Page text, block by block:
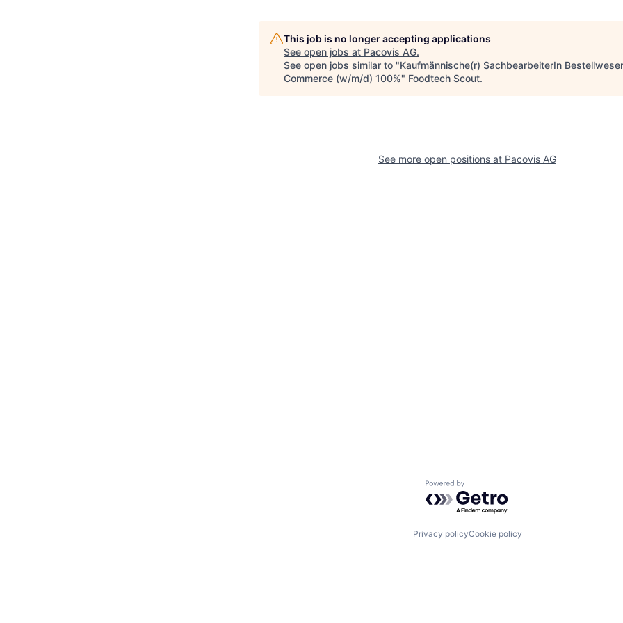
This job is no longer accepting applications
See open jobs at Pacovis AG.
See open jobs similar to "Kaufmännische(r) SachbearbeiterIn
Commerce (w/m/d) 100%" Foodtech Scout.
See more open positions at Pacovis AG
Powered by Getro.com
Privacy policyCookie policy